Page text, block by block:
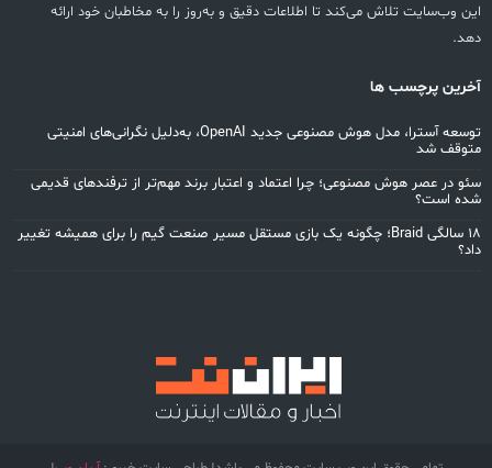
این وب‌سایت تلاش می‌کند تا اطلاعات دقیق و به‌روز را به مخاطبان خود ارائه
دهد.
آخرین پرچسب ها
توسعه آسترا، مدل هوش مصنوعی جدید OpenAI، به‌دلیل نگرانی‌های امنیتی
متوقف شد
سئو در عصر هوش مصنوعی؛ چرا اعتماد و اعتبار برند مهم‌تر از ترفندهای قدیمی
شده است؟
۱۸ سالگی Braid؛ چگونه یک بازی مستقل مسیر صنعت گیم را برای همیشه تغییر
داد؟